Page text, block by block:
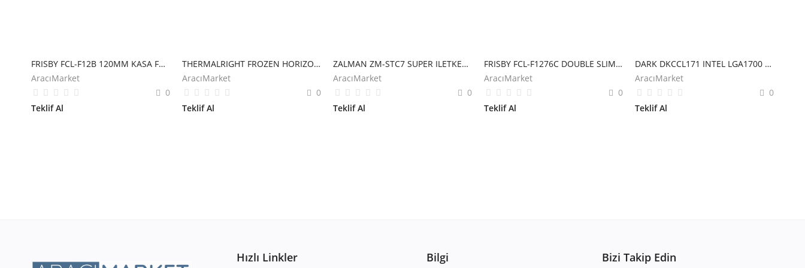
FRISBY FCL-F12B 120MM KASA FANI
AracıMarket
0
Teklif Al
THERMALRIGHT FROZEN HORIZON 360MM BLACK ARGB SIVI SOĞUTMA İŞLEMCİ
AracıMarket
0
Teklif Al
ZALMAN ZM-STC7 SUPER ILETKEN 4 GRAM YUKSEK PERFORMANSLI TERMAL MACUN (7.2 W/m-K)
AracıMarket
0
Teklif Al
FRISBY FCL-F1276C DOUBLE SLIM RING 5 RENK 120MM KASA FANI
AracıMarket
0
Teklif Al
DARK DKCCL171 INTEL LGA1700 UYUMLU BAKIR DESTEKLI İŞLEMCİ FAN
AracıMarket
0
Teklif Al
Hızlı Linkler Bilgi Bizi Takip Edin